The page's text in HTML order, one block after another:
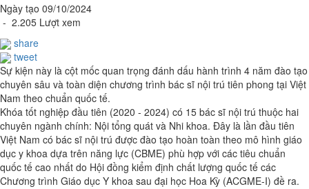
Ngày tạo 09/10/2024
- 2.205 Lượt xem
share
tweet
Sự kiện này là cột mốc quan trọng đánh dấu hành trình 4 năm đào tạo
chuyên sâu và toàn diện chương trình bác sĩ nội trú tiên phong tại Việt
Nam theo chuẩn quốc tế.
Khóa tốt nghiệp đầu tiên (2020 - 2024) có 15 bác sĩ nội trú thuộc hai
chuyên ngành chính: Nội tổng quát và Nhi khoa. Đây là lần đầu tiên
Việt Nam có bác sĩ nội trú được đào tạo hoàn toàn theo mô hình giáo
dục y khoa dựa trên năng lực (CBME) phù hợp với các tiêu chuẩn
quốc tế cao nhất do Hội đồng kiểm định chất lượng quốc tế các
Chương trình Giáo dục Y khoa sau đại học Hoa Kỳ (ACGME-I) đề ra.